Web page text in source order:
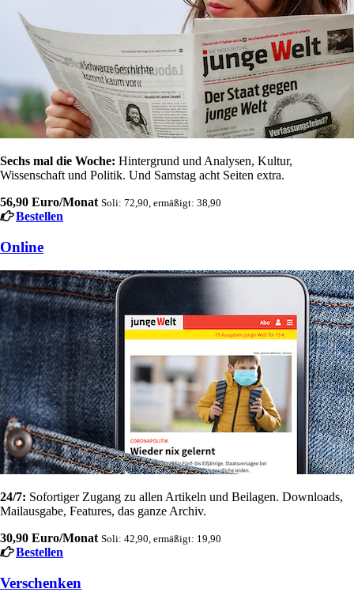
Sechs mal die Woche: Hintergrund und Analysen, Kultur,
Wissenschaft und Politik. Und Samstag acht Seiten extra.
56,90 Euro/Monat Soli: 72,90, ermäßigt: 38,90
Bestellen
Online
24/7: Sofortiger Zugang zu allen Artikeln und Beilagen. Downloads,
Mailausgabe, Features, das ganze Archiv.
30,90 Euro/Monat Soli: 42,90, ermäßigt: 19,90
Bestellen
Verschenken